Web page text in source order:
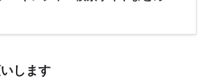
します